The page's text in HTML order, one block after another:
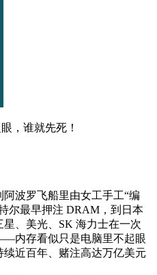
，谁就先死！
波罗飞船里由女工手工“编
尔最早押注 DRAM，到日本
、美光、SK 海力士在一次
内存看似只是电脑里不起眼
近百年、赌注高达万亿美元